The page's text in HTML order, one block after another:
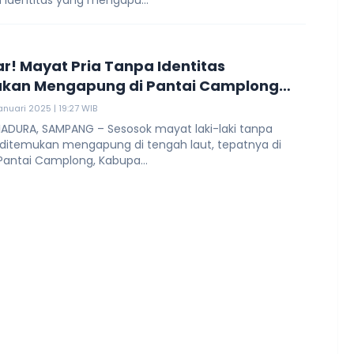
Mayat Pria Tanpa Identitas
Mengapung di Pantai Camplong
2025 | 19:27 WIB
SAMPANG – Sesosok mayat laki-laki tanpa
mengapung di tengah laut, tepatnya di
Camplong, Kabupa...